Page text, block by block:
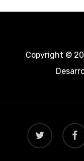
Copyright ©
twitter